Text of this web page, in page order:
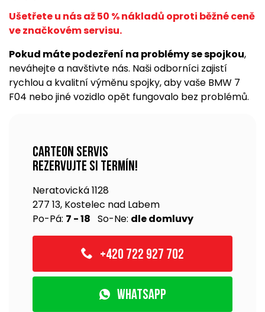
Ušetřete u nás až 50 % nákladů oproti běžné ceně
ve značkovém servisu.
Pokud máte podezření na problémy se spojkou,
neváhejte a navštivte nás. Naši odborníci zajistí
rychlou a kvalitní výměnu spojky, aby vaše BMW 7
F04 nebo jiné vozidlo opět fungovalo bez problémů.
Carteon servis
Rezervujte si termín!
Neratovická 1128
277 13, Kostelec nad Labem
Po-Pá: 7 - 18 So-Ne: dle domluvy
+420 722 927 702
WhatsApp